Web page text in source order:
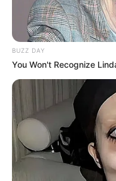
BUZZ DAY
You Won't Recognize